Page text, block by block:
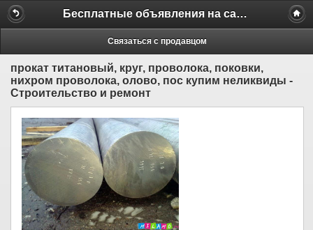
Бесплатные объявления на сайте MILAMO.ru
Связаться с продавцом
прокат титановый, круг, проволока, поковки,
нихром проволока, олово, пос купим неликвиды -
Строительство и ремонт